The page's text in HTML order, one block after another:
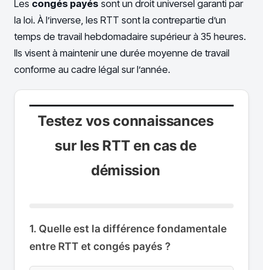
Les congés payés sont un droit universel garanti par
la loi. À l’inverse, les RTT sont la contrepartie d’un
temps de travail hebdomadaire supérieur à 35 heures.
Ils visent à maintenir une durée moyenne de travail
conforme au cadre légal sur l’année.
Testez vos connaissances
sur les RTT en cas de
démission
1. Quelle est la différence fondamentale
entre RTT et congés payés ?